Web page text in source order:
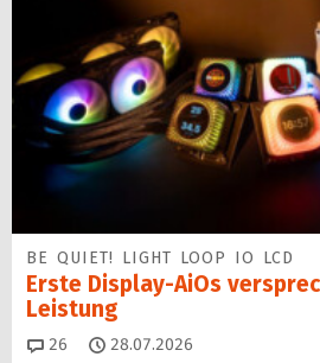
BE QUIET! LIGHT LOOP IO LCD
Erste Display-AiOs
Leistung
26 Kommentare
28.07.2026